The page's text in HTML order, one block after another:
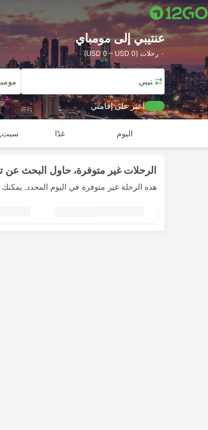
عنتيبي إلى مومباي
٠ رحلات (USD 0 – USD 0)
عنتيبي
اعثر على إقامتي
اليوم غدًا
الرحلات غير متوفرة، حاول البحث عن
هذه الرحلة غير متوفرة في اليوم المحدد.